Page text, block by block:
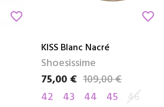
favorite_border favorite_border
KISS Blanc Nacré
Shoesissime
Prix
75,00 €
Prix de base109,00 €
42
43 44 45 46